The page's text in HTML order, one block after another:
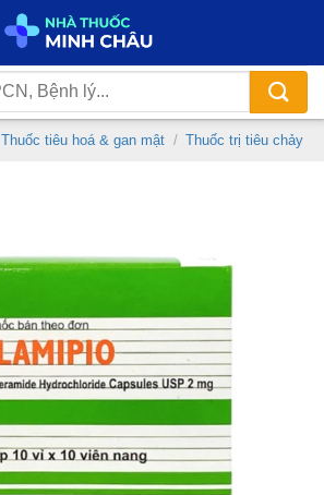
Thuốc tiêu hoá & gan mật / Thuốc trị tiêu chảy